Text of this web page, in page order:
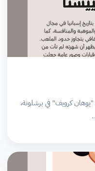
كرويف" في برشلونة،